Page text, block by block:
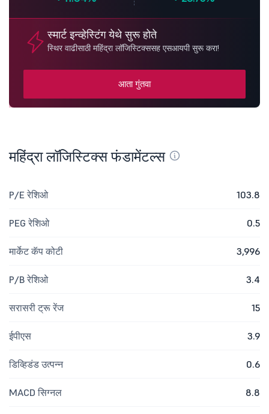
स्मार्ट इन्व्हेस्टिंग येथे सुरू होते
स्थिर वाढीसाठी महिंद्रा लॉजिस्टिक्ससह एसआयपी सुरू करा!
आता गुंतवा
महिंद्रा लॉजिस्टिक्स फंडामेंटल्स
P/E रेशिओ 103.8
PEG रेशिओ 0.5
मार्केट कॅप कोटी 3,996
P/B रेशिओ 3.4
सरासरी ट्रू रेंज 15
ईपीएस 3.9
डिव्हिडंड उत्पन्न 0.6
MACD सिग्नल 8.8